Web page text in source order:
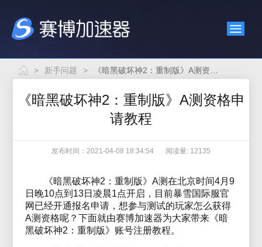
> 新手问题 >
《暗黑破坏神2：重制版》A测资格申
请教程
发布时间：2021-04-08 18:34:54 阅读量: 12135
《暗黑破坏神2：重制版》A测在北京时间4月9
日晚10点到13日凌晨1点开启，目前暴雪国际服官
网已经开通报名申请，想参与测试的玩家怎么获得
A测资格呢？下面就由赛博加速器为大家带来《暗
黑破坏神2：重制版》账号注册教程。